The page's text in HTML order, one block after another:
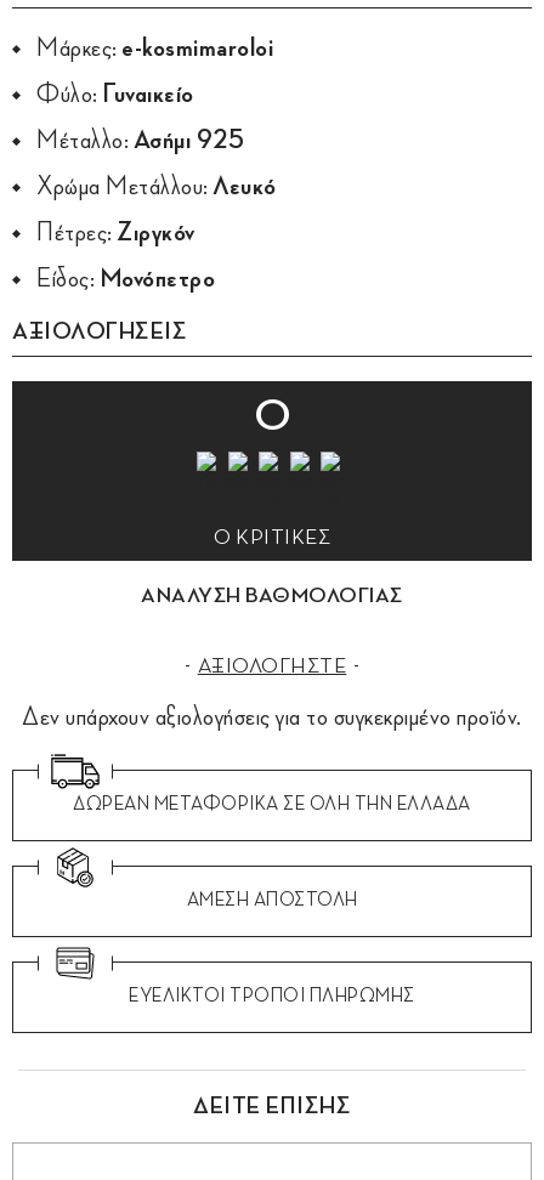
Μάρκες: e-kosmimaroloi
Φύλο:
Γυναικείο
Μέταλλο: Ασήμι 925
Χρώμα Μετάλλου: Λευκό
Πέτρες: Ζιργκόν
Είδος: Μονόπετρο
ΑΞΙΟΛΟΓΗΣΕΙΣ
0
0 ΚΡΙΤΙΚΕΣ
ΑΝΑΛΥΣΗ ΒΑΘΜΟΛΟΓΙΑΣ
ΑΞΙΟΛΟΓΗΣΤΕ
Δεν υπάρχουν αξιολογήσεις για το συγκεκριμένο προϊόν.
ΔΩΡΕΑΝ ΜΕΤΑΦΟΡΙΚΑ ΣΕ ΟΛΗ ΤΗΝ ΕΛΛΑΔΑ
ΑΜΕΣΗ ΑΠΟΣΤΟΛΗ
ΕΥΕΛΙΚΤΟΙ ΤΡΟΠΟΙ ΠΛΗΡΩΜΗΣ
ΔΕΙΤΕ ΕΠΙΣΗΣ